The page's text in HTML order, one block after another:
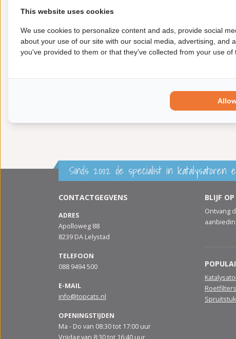
Lengte [mm]:1.000
Emissienorm:Euro 6
voor voertuigen met OBD
Sinds 2002 de specialist in katalysatoren
CONTACTGEGVENS
ADRES
Apolloweg 88
8239 DA Lelystad
TELEFOON
088 9494 500
E-MAIL
info@topcats.nl
OPENINGSTIJDEN
Ma - Do van 08:30 tot 17:00 uur
BLIJF
Ontvang
Roetfilters
This website uses cookies
We use cookies to personalize content and ads, provide social
about your use of our site with our social media, advertising,
you've provided to them or that they've collected from your use of